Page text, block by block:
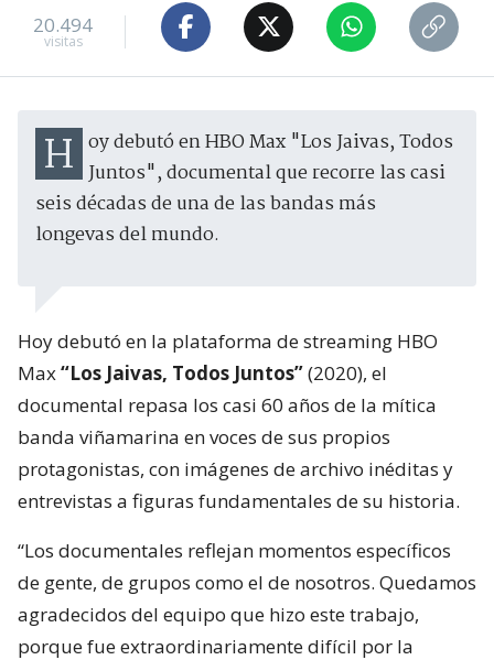
20.494
visitas
Hoy debutó en HBO Max "Los Jaivas, Todos Juntos", documental que recorre las casi
seis décadas de una de las bandas más
longevas del mundo.
Hoy debutó en la plataforma de streaming HBO
Max“Los Jaivas, Todos Juntos”(2020), el
documental repasa los casi 60 años de la mítica
banda viñamarina en voces de sus propios
protagonistas, con imágenes de archivo inéditas y
entrevistas a figuras fundamentales de su historia.
“Los documentales reflejan momentos específicos
de gente, de grupos como el de nosotros. Quedamos
agradecidos del equipo que hizo este trabajo,
porque fue extraordinariamente difícil por la